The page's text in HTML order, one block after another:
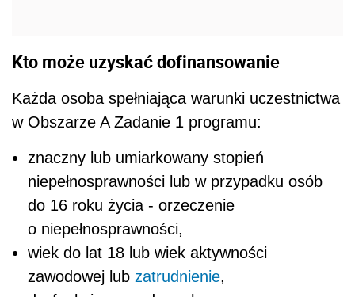
Kto może uzyskać dofinansowanie
Każda osoba spełniająca warunki uczestnictwa
w Obszarze A Zadanie 1 programu:
znaczny lub umiarkowany stopień
niepełnosprawności lub w przypadku osób
do 16 roku życia - orzeczenie
o niepełnosprawności,
wiek do lat 18 lub wiek aktywności
zawodowej lub zatrudnienie,